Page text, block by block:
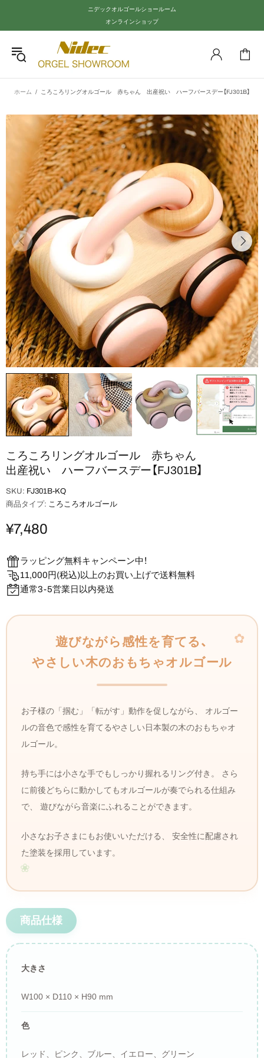
ニデックオルゴールショールーム
オンラインショップ
ホーム ころころリングオルゴール 赤ちゃん 出産祝い ハーフバースデー【FJ301B】
ころころリングオルゴール 赤ちゃん
出産祝い ハーフバースデー【FJ301B】
SKU: FJ301B-KQ
商品タイプ: ころころオルゴール
¥7,480
ラッピング無料キャンペーン中！
11,000円(税込)以上のお買い上げで送料無料
通常3-5営業日以内発送
遊びながら​感性を​育てる、
やさしい​木の​おもちゃオルゴール
お子様の「掴む」「転がす」動作を促しながら、 オルゴー
ルの音色で感性を育てるやさしい日本製の木のおもちゃオ
ルゴール。
持ち手には小さな手でもしっかり握れるリング付き。 さら
に前後どちらに動かしてもオルゴールが奏でられる仕組み
で、 遊びながら音楽にふれることができます。
小さなお子さまにもお使いいただける、 安全性に配慮され
た塗装を採用しています。
商品仕様
大きさ
W100 × D110 × H90 mm
色
レッド、ピンク、ブルー、イエロー、グリーン